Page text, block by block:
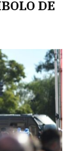
DE